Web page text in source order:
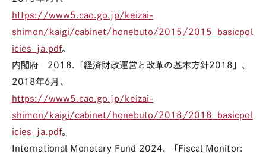
https://www5.cao.go.jp/keizai-
shimon/kaigi/cabinet/honebuto/2015/2015_basicpol
icies_ja.pdf。
内閣府 2018. 「経済財政運営と改革の基本方針2018 」、
2018年6 月、
https://www5.cao.go.jp/keizai-
shimon/kaigi/cabinet/honebuto/2018/2018_basicpol
icies_ja.pdf。
International Monetary Fund 2024. 「Fiscal Monitor: